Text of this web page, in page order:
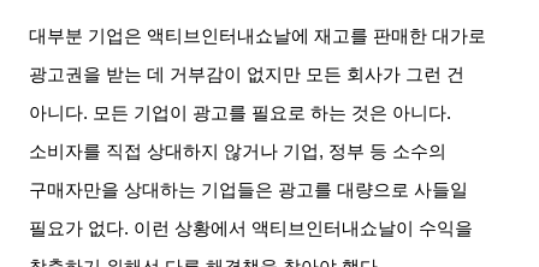
대부분 기업은 액티브인터내쇼날에 재고를 판매한 대가로
광고권을 받는 데 거부감이 없지만 모든 회사가 그런 건
아니다. 모든 기업이 광고를 필요로 하는 것은 아니다.
소비자를 직접 상대하지 않거나 기업, 정부 등 소수의
구매자만을 상대하는 기업들은 광고를 대량으로 사들일
필요가 없다. 이런 상황에서 액티브인터내쇼날이 수익을